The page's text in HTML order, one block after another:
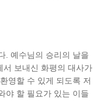
. 예수님의 승리의 날을
서 보내신 화평의 대사가
영할 수 있게 되도록 저
야 할 필요가 있는 이들